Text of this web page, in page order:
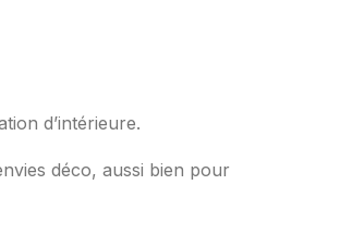
d’intérieure.
déco, aussi bien pour